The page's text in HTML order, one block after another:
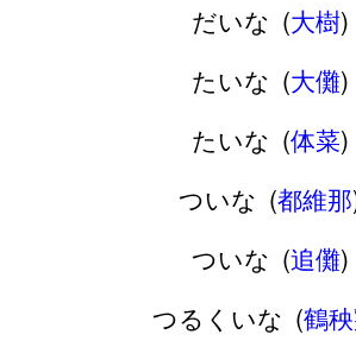
だいな (大樹)
たいな (大儺)
たいな (体菜)
ついな (都維那
ついな (追儺)
つるくいな (鶴